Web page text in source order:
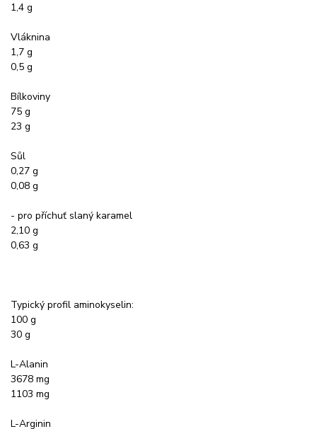
1,4 g
Vláknina
1,7 g
0,5 g
Bílkoviny
75 g
23 g
Sůl
0,27 g
0,08 g
- pro příchuť slaný karamel
2,10 g
0,63 g
Typický profil aminokyselin:
100 g
30 g
L-Alanin
3678 mg
1103 mg
L-Arginin